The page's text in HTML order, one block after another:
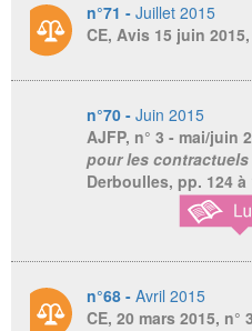
n°71 - Juillet 2015
CE, Avis 15 juin
n°70 - Juin 2015
AJFP, n° 3 - mai/juin
pour les contractuels
Derboulles, pp. 124 à
n°68 - Avril 2015
CE, 20 mars 2015, n°